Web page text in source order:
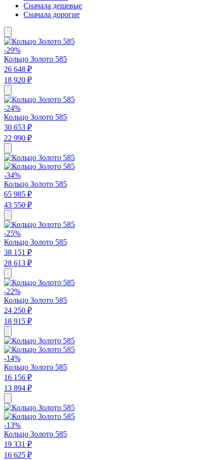
Сначала дешевые
Сначала дорогие
-29%
Кольцо Золото 585
26 648 ₽
18 920 ₽
-24%
Кольцо Золото 585
30 653 ₽
22 990 ₽
-34%
Кольцо Золото 585
65 985 ₽
43 550 ₽
-25%
Кольцо Золото 585
38 151 ₽
28 613 ₽
-22%
Кольцо Золото 585
24 250 ₽
18 915 ₽
-14%
Кольцо Золото 585
16 156 ₽
13 894 ₽
-13%
Кольцо Золото 585
19 331 ₽
16 625 ₽